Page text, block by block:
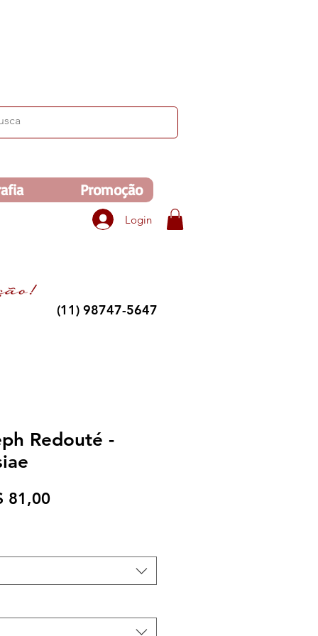
Promoção
Login
(11) 98747-5647
Redouté -
81,00Preço